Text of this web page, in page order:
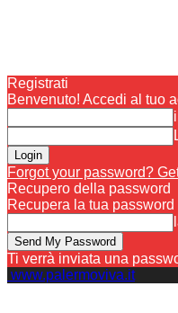
Registrati
Benvenuto! Accedi al tuo
Forgot your password?
Recupero della password
Recupera la tua password
Ti verrà inviata una
www.palermoviva.it